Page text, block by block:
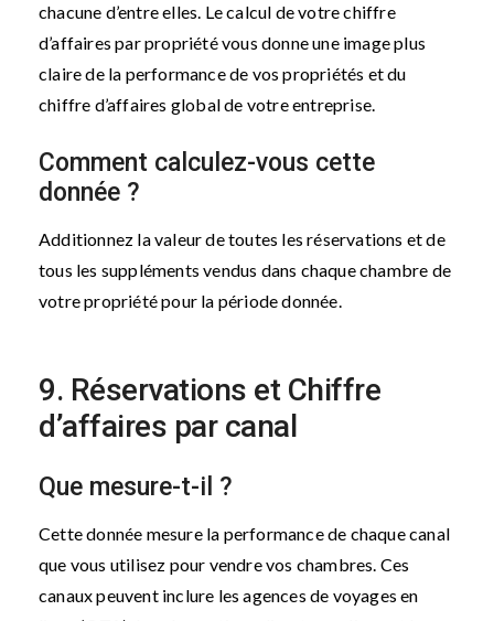
chacune d’entre elles. Le calcul de votre chiffre
d’affaires par propriété vous donne une image plus
claire de la performance de vos propriétés et du
chiffre d’affaires global de votre entreprise.
Comment calculez-vous cette
donnée ?
Additionnez la valeur de toutes les réservations et de
tous les suppléments vendus dans chaque chambre de
votre propriété pour la période donnée.
9. Réservations et Chiffre
d’affaires par canal
Que mesure-t-il ?
Cette donnée mesure la performance de chaque canal
que vous utilisez pour vendre vos chambres. Ces
canaux peuvent inclure les agences de voyages en